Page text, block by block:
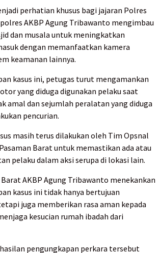
perhatian khusus bagi jajaran Polres
AKBP Agung Tribawanto mengimbau
dan musala untuk meningkatkan
dengan memanfaatkan kamera
keamanan lainnya.
kasus ini, petugas turut mengamankan
yang diduga digunakan pelaku saat
amal dan sejumlah peralatan yang diduga
pencurian.
masih terus dilakukan oleh Tim Opsnal
Barat untuk memastikan ada atau
pelaku dalam aksi serupa di lokasi lain.
AKBP Agung Tribawanto menekankan
kasus ini tidak hanya bertujuan
juga memberikan rasa aman kepada
kesucian rumah ibadah dari
pengungkapan perkara tersebut